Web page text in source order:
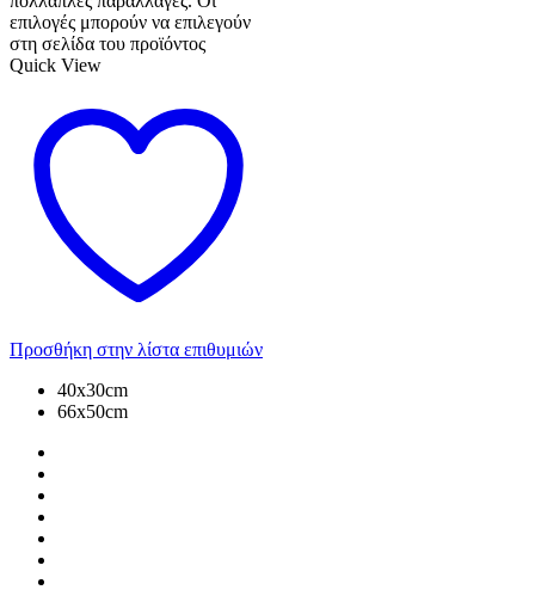
επιλογές μπορούν να επιλεγούν
στη σελίδα του προϊόντος
Quick View
Προσθήκη στην λίστα επιθυμιών
40x30cm
66x50cm